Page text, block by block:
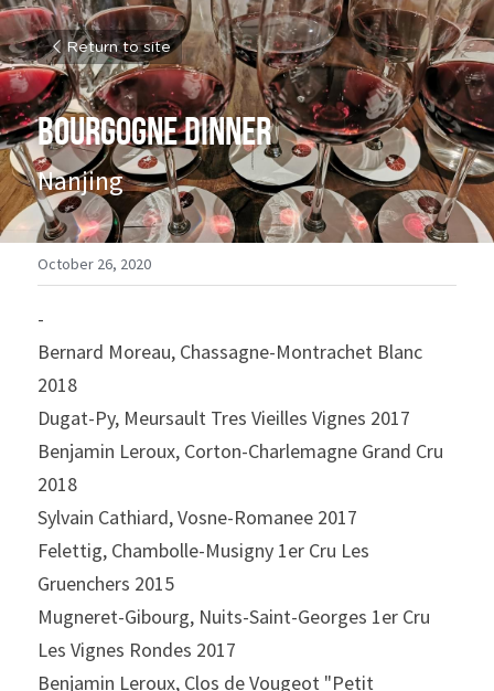
Return to site
Bourgogne dinner
Nanjing
October 26, 2020
-
Bernard Moreau, Chassagne-Montrachet Blanc
2018
Dugat-Py, Meursault Tres Vieilles Vignes 2017
Benjamin Leroux, Corton-Charlemagne Grand Cru
2018
Sylvain Cathiard, Vosne-Romanee 2017
Felettig, Chambolle-Musigny 1er Cru Les
Gruenchers 2015
Mugneret-Gibourg, Nuits-Saint-Georges 1er Cru
Les Vignes Rondes 2017
Benjamin Leroux, Clos de Vougeot "Petit